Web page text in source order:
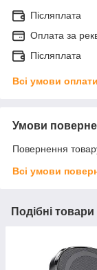
Післяплата
Оплата за
Післяплата
Всі умови оплати
Умови
Повернення
Всі умови
Подібні товари